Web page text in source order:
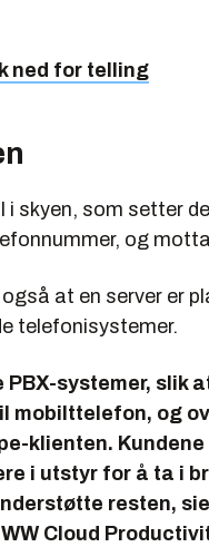
ned for telling
i skyen, som setter
og
at en server er
telefonisystemer.
systemer, slik
mobilttelefon, og
klienten.
i utstyr for å ta i
resten,
Cloud